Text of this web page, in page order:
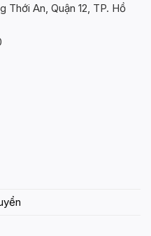
Thới An, Quận 12, TP. Hồ